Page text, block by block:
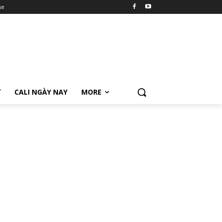
CALI NGÀY NAY MORE